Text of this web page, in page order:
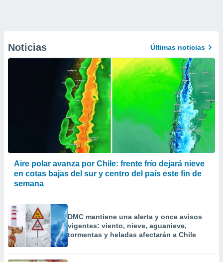
Noticias Últimas noticias
Aire polar avanza por Chile: frente frío dejará nieve
en cotas bajas del sur y centro del país este fin de
semana
DMC mantiene una alerta y once avisos
vigentes: viento, nieve, aguanieve,
tormentas y heladas afectarán a Chile